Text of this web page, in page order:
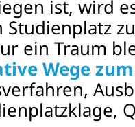
ist, wird
Studienplatz
ein Traum
Wege